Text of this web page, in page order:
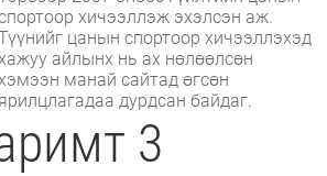
хичээллэж эхэлсэн аж.
цанын спортоор хичээллэхэд
айлынх нь ах нөлөөлсөн
манай сайтад өгсөн
ярилцлагадаа дурдсан байдаг.
3